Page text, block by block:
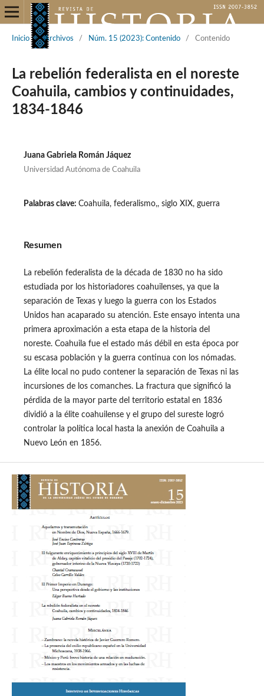
Inicio / Archivos / Núm. 15 (2023): Contenido / Contenido
La rebelión federalista en el noreste
Coahuila, cambios y continuidades,
1834-1846
Juana Gabriela Román Jáquez
Universidad Autónoma de Coahuila
Palabras clave: Coahuila, federalismo,, siglo XIX, guerra
Resumen
La rebelión federalista de la década de 1830 no ha sido
estudiada por los historiadores coahuilenses, ya que la
separación de Texas y luego la guerra con los Estados
Unidos han acaparado su atención. Este ensayo intenta una
primera aproximación a esta etapa de la historia del
noreste. Coahuila fue el estado más débil en esta época por
su escasa población y la guerra continua con los nómadas.
La élite local no pudo contener la separación de Texas ni las
incursiones de los comanches. La fractura que significó la
pérdida de la mayor parte del territorio estatal en 1836
dividió a la élite coahuilense y el grupo del sureste logró
controlar la política local hasta la anexión de Coahuila a
Nuevo León en 1856.